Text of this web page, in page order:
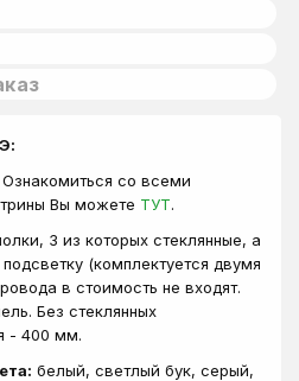
Ознакомиться со всеми
Вы можете ТУТ.
3 из которых стеклянные, а
(комплектуется двумя
в стоимость не входят.
Без стеклянных
- 400 мм.
белый, светлый бук, серый,